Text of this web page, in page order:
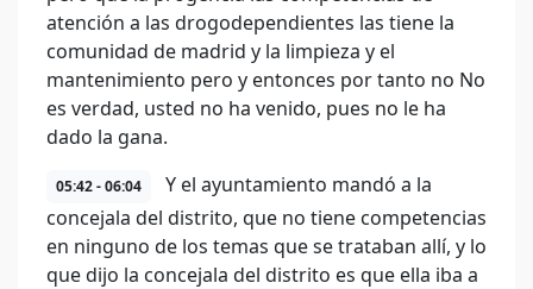
atención a las drogodependientes las tiene la
comunidad de madrid y la limpieza y el
mantenimiento pero y entonces por tanto no No
es verdad, usted no ha venido, pues no le ha
dado la gana.
05:42 - 06:04
Y el ayuntamiento mandó a la
concejala del distrito, que no tiene competencias
en ninguno de los temas que se trataban allí, y lo
que dijo la concejala del distrito es que ella iba a